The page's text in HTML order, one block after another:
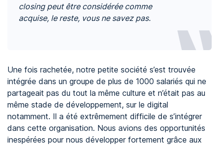
closing peut être considérée comme
acquise, le reste, vous ne savez pas.
Une fois rachetée, notre petite société s’est trouvée
intégrée dans un groupe de plus de 1000 salariés qui ne
partageait pas du tout la même culture et n’était pas au
même stade de développement, sur le digital
notamment. Il a été extrêmement difficile de s’intégrer
dans cette organisation. Nous avions des opportunités
inespérées pour nous développer fortement grâce aux